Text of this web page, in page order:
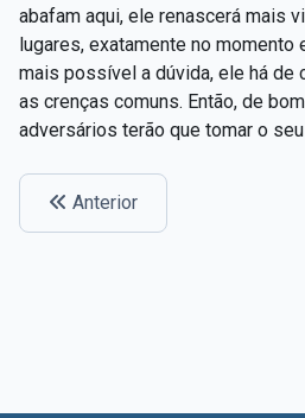
abafam aqui, ele renascerá mais
lugares, exatamente no momento
mais possível a dúvida, ele há de
as crenças comuns. Então, de
adversários terão que tomar o
Anterior